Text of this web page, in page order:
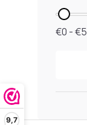
9,7
€0 - €5